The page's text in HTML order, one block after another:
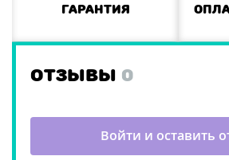
Гарантия
ОТЗЫВЫ 0
Войти и оставить